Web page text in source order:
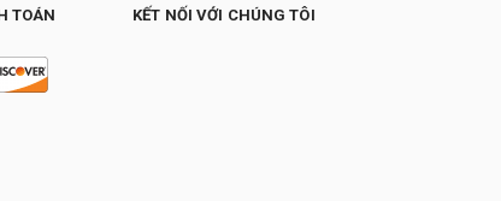
TOÁN KẾT NỐI VỚI CHÚNG TÔI